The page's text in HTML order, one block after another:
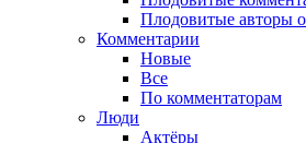
Плодовитые авторы
Комментарии
Новые
Все
По комментаторам
Люди
Актёры